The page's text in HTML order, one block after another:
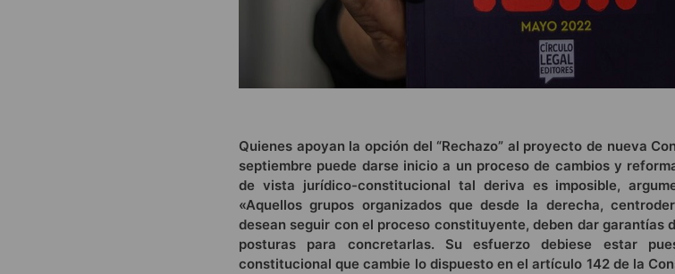
Quienes apoyan la opción del “Rechazo” al proyecto de nueva
septiembre puede darse inicio a un proceso de cambios y
de vista jurídico-constitucional tal deriva es imposible,
«Aquellos grupos organizados que desde la derecha,
desean seguir con el proceso constituyente, deben dar garantías
posturas para concretarlas. Su esfuerzo debiese estar
constitucional que cambie lo dispuesto en el artículo 142 de la